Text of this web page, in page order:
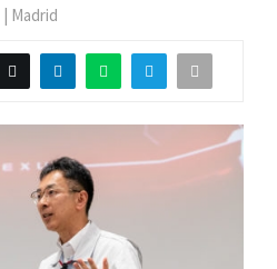
| Madrid